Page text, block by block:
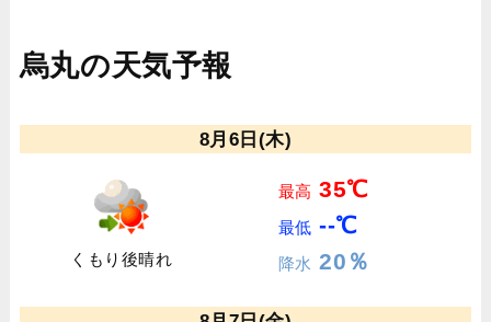
烏丸の天気予報
8月6日(木)
くもり後晴れ
最高 35℃
最低 --℃
降水 20％